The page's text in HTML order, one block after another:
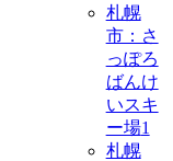
札幌
市：さ
っぽろ
ばんけ
いスキ
ー場1
札幌